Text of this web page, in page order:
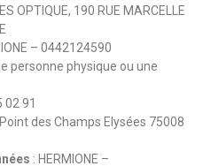
OPTIQUE, 190 RUE MARCELLE
– 0442124590
personne physique ou une
02 91
des Champs Elysées 75008
: HERMIONE –